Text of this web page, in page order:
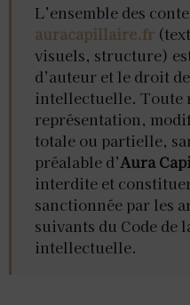
L’ensemble des
auracapillaire.fr
visuels, structure)
d’auteur et le droit
intellectuelle. Toute
représentation,
totale ou partielle,
préalable d’Aura
interdite et
sanctionnée par les
suivants du Code de
intellectuelle.